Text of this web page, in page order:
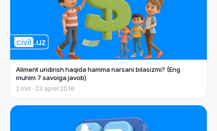
Aliment undirish haqida hamma narsani bilasizmi? (Eng
muhim 7 savolga javob)
2 min · 23 aprel 2026